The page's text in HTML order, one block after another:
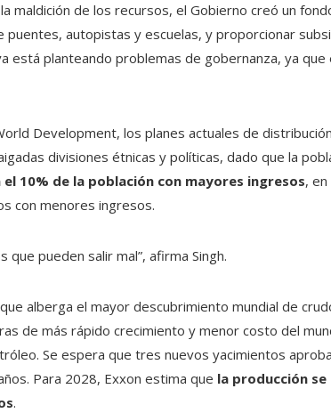
maldición de los recursos, el Gobierno creó un
puentes, autopistas y escuelas, y proporcionar
está planteando problemas de gobernanza, ya
Development, los planes actuales de
divisiones étnicas y políticas, dado que la
10% de la población con mayores ingresos,
con menores ingresos.
que pueden salir mal”, afirma Singh.
alberga el mayor descubrimiento mundial de
de más rápido crecimiento y menor costo del
Se espera que tres nuevos yacimientos
Para 2028, Exxon estima que la producción
.